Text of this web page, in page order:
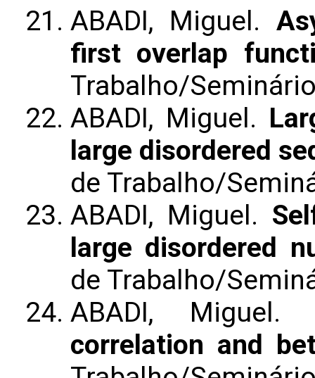
ABADI, Miguel.
first overlap
Trabalho/
ABADI, Miguel.
large disordered
de Trabalho/
ABADI, Miguel.
large disordered
de Trabalho/
ABADI,
correlation and